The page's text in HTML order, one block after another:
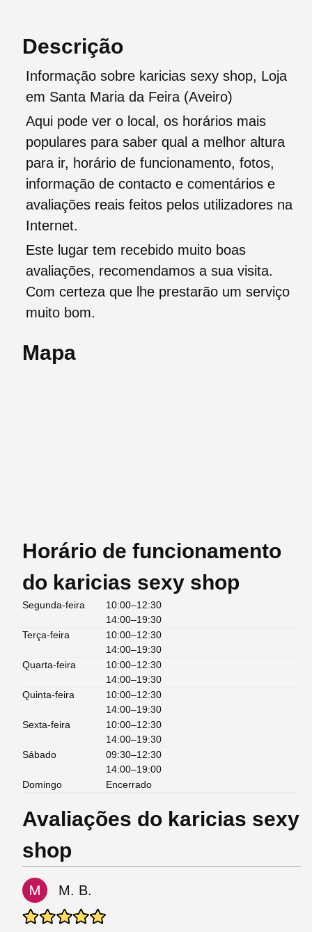
Descrição
Informação sobre karicias sexy shop, Loja
em Santa Maria da Feira (Aveiro)
Aqui pode ver o local, os horários mais
populares para saber qual a melhor altura
para ir, horário de funcionamento, fotos,
informação de contacto e comentários e
avaliações reais feitos pelos utilizadores na
Internet.
Este lugar tem recebido muito boas
avaliações, recomendamos a sua visita.
Com certeza que lhe prestarão um serviço
muito bom.
Mapa
Horário de funcionamento
do karicias sexy shop
Segunda-feira
10:00–12:30
14:00–19:30
Terça-feira
10:00–12:30
14:00–19:30
Quarta-feira
10:00–12:30
14:00–19:30
Quinta-feira
10:00–12:30
14:00–19:30
Sexta-feira
10:00–12:30
14:00–19:30
Sábado
09:30–12:30
14:00–19:00
Domingo
Encerrado
Avaliações do karicias sexy
shop
M. B.